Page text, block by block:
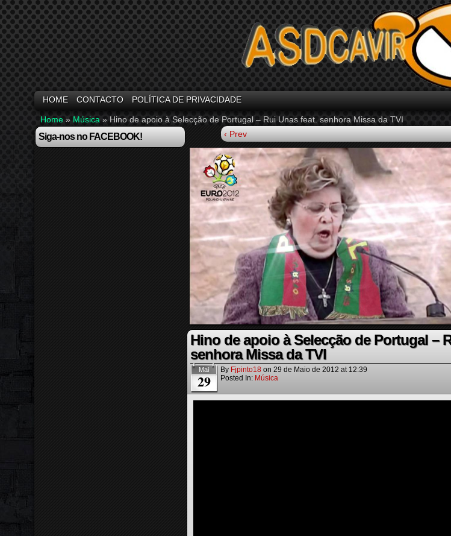
HOME CONTACTO POLÍTICA DE PRIVACIDADE
Home » Música » Hino de apoio à Selecção de Portugal – Rui Unas feat. senhora Missa da TVI
Siga-nos no FACEBOOK! ‹ Prev
Hino de apoio à Selecção de Portugal –
senhora Missa da TVI
Mai
29
By Fjpinto18 on 29 de Maio de 2012 at 12:39
Posted In: Música